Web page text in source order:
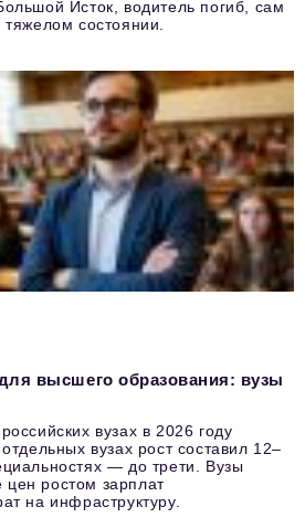
Исток, водитель погиб, сам
состоянии.
высшего образования: вузы
вузах в 2026 году
вузах рост составил 12–
— до трети. Вузы
ростом зарплат
на инфраструктуру.